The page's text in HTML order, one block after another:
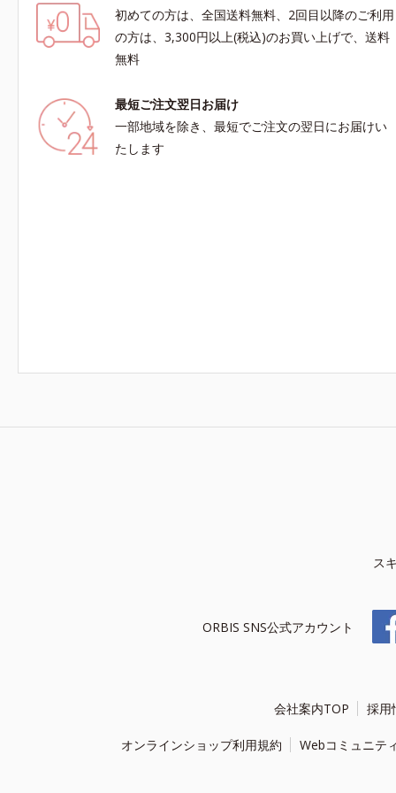
初めての方は、全国送料無料、2回目以降のご利用
の方は、3,300円以上(税込)のお買い上げで、送料
無料
最短ご注文翌日お届け
一部地域を除き、最短でご注文の翌日にお届けい
たします
ス
ORBIS SNS公式アカウント
会社案内TOP 採用
オンラインショップ利用規約 Webコミュニテ